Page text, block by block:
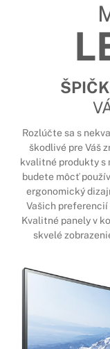
Rozlúčte sa s
škodlivé pre Váš
kvalitné produkty s
budete môcť
ergonomický
Vašich preferencií
Kvalitné panely v
skvelé